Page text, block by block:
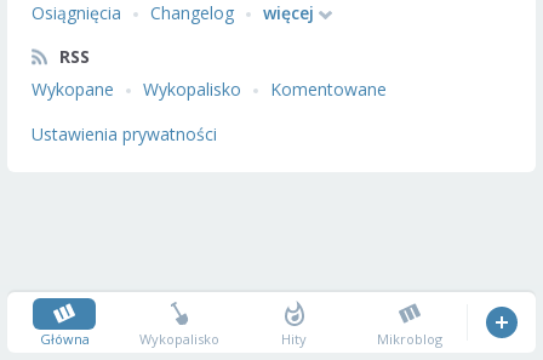
Osiągnięcia
Changelog
więcej
RSS
Wykopane
Wykopalisko
Komentowane
Ustawienia prywatności
Główna Wykopalisko Hity Mikroblog